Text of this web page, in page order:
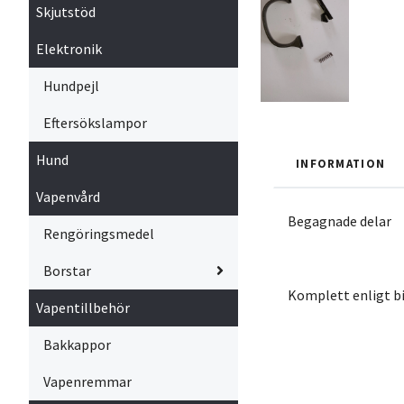
Skjutstöd
Elektronik
Hundpejl
Eftersökslampor
Hund
Vapenvård
Rengöringsmedel
Borstar
Vapentillbehör
Bakkappor
Vapenremmar
INFORMATION
Begagnade delar
Komplett enligt